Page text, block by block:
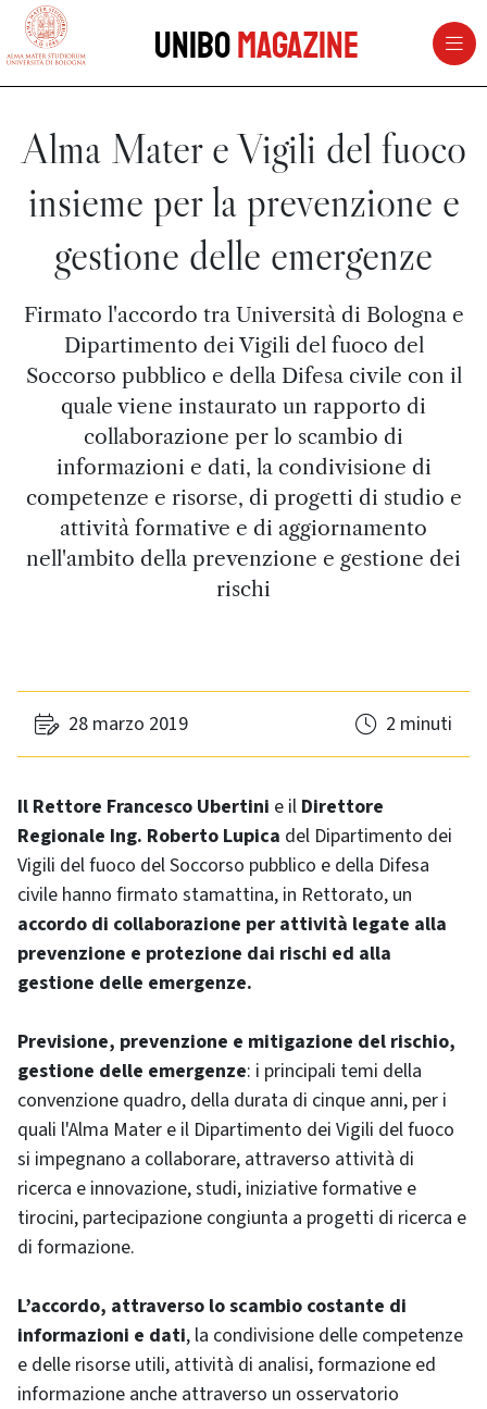
vai al contenuto della pagina
UniboMagazine
Alma Mater e Vigili del fuoco
insieme per la prevenzione e
gestione delle emergenze
Firmato l'accordo tra Università di Bologna e
Dipartimento dei Vigili del fuoco del
Soccorso pubblico e della Difesa civile con il
quale viene instaurato un rapporto di
collaborazione per lo scambio di
informazioni e dati, la condivisione di
competenze e risorse, di progetti di studio e
attività formative e di aggiornamento
nell'ambito della prevenzione e gestione dei
rischi
28 marzo 2019 2 minuti
Il Rettore Francesco Ubertini e il Direttore
Regionale Ing. Roberto Lupica del Dipartimento dei
Vigili del fuoco del Soccorso pubblico e della Difesa
civile hanno firmato stamattina, in Rettorato, un
accordo di collaborazione per attività legate alla
prevenzione e protezione dai rischi ed alla
gestione delle emergenze.
Previsione, prevenzione e mitigazione del rischio,
gestione delle emergenze: i principali temi della
convenzione quadro, della durata di cinque anni, per i
quali l'Alma Mater e il Dipartimento dei Vigili del fuoco
si impegnano a collaborare, attraverso attività di
ricerca e innovazione, studi, iniziative formative e
tirocini, partecipazione congiunta a progetti di ricerca e
di formazione.
L’accordo, attraverso lo scambio costante di
informazioni e dati, la condivisione delle competenze
e delle risorse utili, attività di analisi, formazione ed
informazione anche attraverso un osservatorio